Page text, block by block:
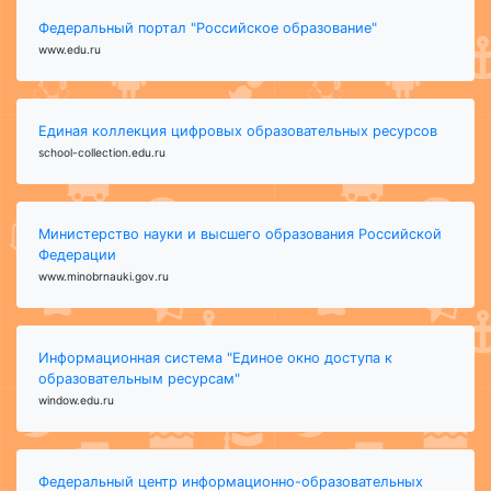
Федеральный портал "Российское образование"
www.edu.ru
Единая коллекция цифровых образовательных ресурсов
school-collection.edu.ru
Министерство науки и высшего образования Российской
Федерации
www.minobrnauki.gov.ru
Информационная система "Единое окно доступа к
образовательным ресурсам"
window.edu.ru
Федеральный центр информационно-образовательных